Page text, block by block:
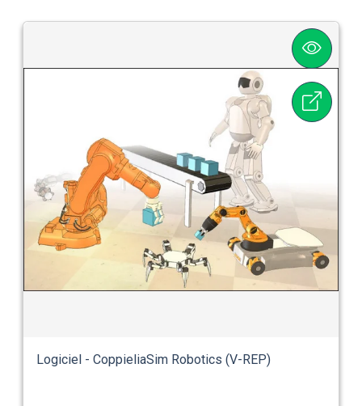
Logiciel - CoppieliaSim Robotics (V-REP)